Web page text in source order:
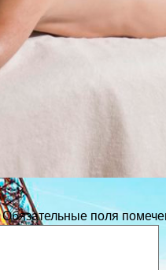
Обязательные поля